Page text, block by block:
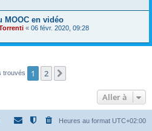
MOOC en vidéo
« 06 févr. 2020, 09:28
trouvés 1 2
Aller à
Heures au format UTC+02:00